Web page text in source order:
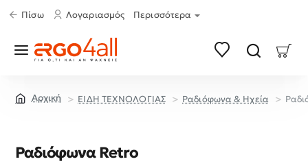
Πίσω Λογαριασμός Περισσότερα
ΕΙΔΗ ΤΕΧΝΟΛΟΓΙΑΣ Ραδιόφωνα & Ηχεία
Ραδιόφωνα Retro